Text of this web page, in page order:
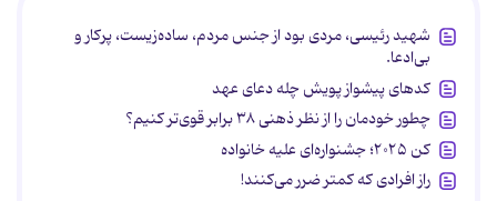
شهید رئیسی، مردی بود از جنس مردم، ساده‌زیست، پرکار و
بی‌ادعا.
کدهای پیشواز پویش چله دعای عهد
چطور خودمان را از نظر ذهنی ۳۸ برابر قوی‌تر کنیم؟
کن ۲۰۲۵؛ جشنواره‌ای علیه خانواده
راز افرادی که کمتر ضرر می‌کنند!